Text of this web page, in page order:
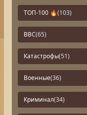
ТОП-100 🔥(103)
BBC(65)
Катастрофы(51)
Военные(36)
Криминал(34)